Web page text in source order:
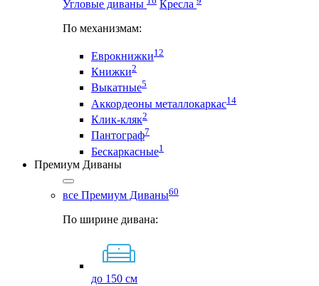
Угловые диваны Кресла
По механизмам:
Еврокнижки12
Книжки2
Выкатные5
Аккордеоны металлокаркас14
Клик-кляк2
Пантограф7
Бескаркасные1
Премиум Диваны
все Премиум Диваны60
По ширине дивана:
до 150 см